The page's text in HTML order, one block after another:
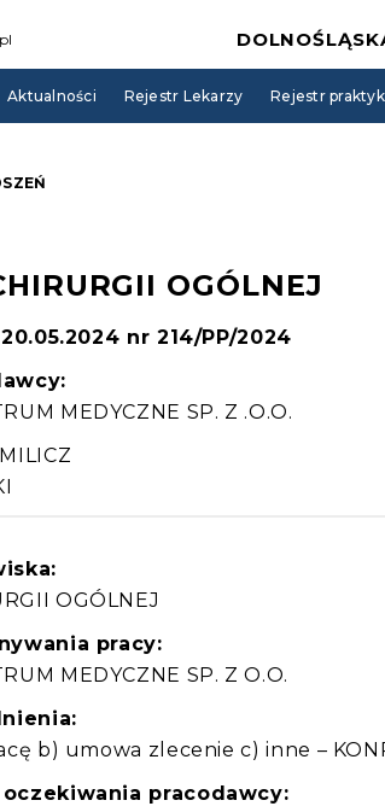
Aktualności Rejestr Lekarzy Rejestr praktyk
OGÓLNEJ
nr 214/PP/2024
MEDYCZNE SP. Z .O.O.
MILICZ
OGÓLNEJ
pracy:
MEDYCZNE SP. Z O.O.
b) umowa zlecenie c) inne –
pracodawcy: